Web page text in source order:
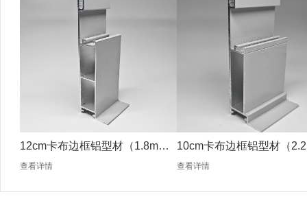
12cm卡布边框铝型材（1.8mm
银色）
查看详情
10cm卡布边框铝型材（
银色）
查看详情